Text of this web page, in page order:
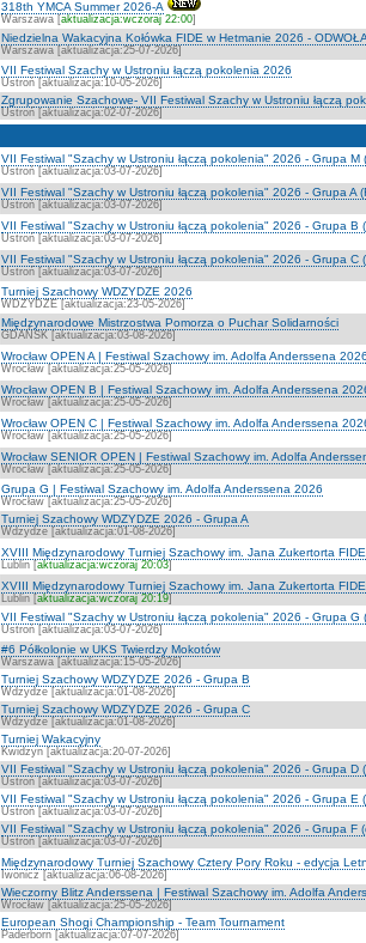
318th YMCA Summer 2026-A
Warszawa [aktualizacja:wczoraj 22:00]
Niedzielna Wakacyjna Kołówka FIDE w Hetmanie 2026 -
Warszawa [aktualizacja:25-07-2026]
VII Festiwal Szachy w Ustroniu łączą pokolenia 2026
Ustroń [aktualizacja:10-05-2026]
Zgrupowanie Szachowe- VII Festiwal Szachy w Ustroniu łączą
Ustroń [aktualizacja:02-07-2026]
VII Festiwal "Szachy w Ustroniu łączą pokolenia" 2026 - Grupa M
Ustroń [aktualizacja:03-07-2026]
VII Festiwal "Szachy w Ustroniu łączą pokolenia" 2026 - Grupa A
Ustroń [aktualizacja:03-07-2026]
VII Festiwal "Szachy w Ustroniu łączą pokolenia" 2026 - Grupa B
Ustroń [aktualizacja:03-07-2026]
VII Festiwal "Szachy w Ustroniu łączą pokolenia" 2026 - Grupa C
Ustroń [aktualizacja:03-07-2026]
Turniej Szachowy WDZYDZE 2026
WDZYDZE [aktualizacja:23-05-2026]
Międzynarodowe Mistrzostwa Pomorza o Puchar Solidarności
GDAŃSK [aktualizacja:03-08-2026]
Wrocław OPEN A | Festiwal Szachowy im. Adolfa Anderssena
Wrocław [aktualizacja:25-05-2026]
Wrocław OPEN B | Festiwal Szachowy im. Adolfa Anderssena
Wrocław [aktualizacja:25-05-2026]
Wrocław OPEN C | Festiwal Szachowy im. Adolfa Anderssena
Wrocław [aktualizacja:25-05-2026]
Wrocław SENIOR OPEN | Festiwal Szachowy im. Adolfa
Wrocław [aktualizacja:25-05-2026]
Grupa G | Festiwal Szachowy im. Adolfa Anderssena 2026
Wrocław [aktualizacja:25-05-2026]
Turniej Szachowy WDZYDZE 2026 - Grupa A
Wdzydze [aktualizacja:01-08-2026]
XVIII Międzynarodowy Turniej Szachowy im. Jana Zukertorta
Lublin [aktualizacja:wczoraj 20:03]
XVIII Międzynarodowy Turniej Szachowy im. Jana Zukertorta
Lublin [aktualizacja:wczoraj 20:19]
VII Festiwal "Szachy w Ustroniu łączą pokolenia" 2026 - Grupa G
Ustroń [aktualizacja:03-07-2026]
#6 Półkolonie w UKS Twierdzy Mokotów
Warszawa [aktualizacja:15-05-2026]
Turniej Szachowy WDZYDZE 2026 - Grupa B
Wdzydze [aktualizacja:01-08-2026]
Turniej Szachowy WDZYDZE 2026 - Grupa C
Wdzydze [aktualizacja:01-08-2026]
Turniej Wakacyjny
Kwidzyn [aktualizacja:20-07-2026]
VII Festiwal "Szachy w Ustroniu łączą pokolenia" 2026 - Grupa D
Ustroń [aktualizacja:03-07-2026]
VII Festiwal "Szachy w Ustroniu łączą pokolenia" 2026 - Grupa E
Ustroń [aktualizacja:03-07-2026]
VII Festiwal "Szachy w Ustroniu łączą pokolenia" 2026 - Grupa F
Ustroń [aktualizacja:03-07-2026]
Międzynarodowy Turniej Szachowy Cztery Pory Roku - edycja
Iwonicz [aktualizacja:06-08-2026]
Wieczorny Blitz Anderssena | Festiwal Szachowy im. Adolfa
Wrocław [aktualizacja:25-05-2026]
European Shogi Championship - Team Tournament
Paderborn [aktualizacja:07-07-2026]